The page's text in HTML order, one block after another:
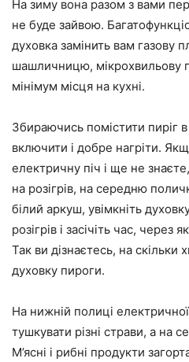
На зиму вона разом з вами
не буде зайвою.
духовка замінить вам газову
шашличницю, мікрохвильову
мінімум місця на кухні.
Збираючись помістити пиріг в
включити і добре нагріти.
електричну піч і ще не
на розігрів, на середню
білий аркуш, увімкніть
розігрів і засічіть час, через
Так ви дізнаєтесь, на скільки
духовку пироги.
На нижній полиці
тушкувати різні страви, а на
М’ясні і рибні продукти